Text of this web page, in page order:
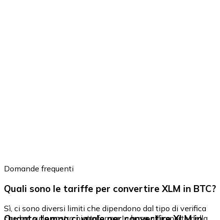
Domande frequenti
Quali sono le tariffe per convertire XLM in BTC?
Sì, ci sono diversi limiti che dipendono dal tipo di verifica